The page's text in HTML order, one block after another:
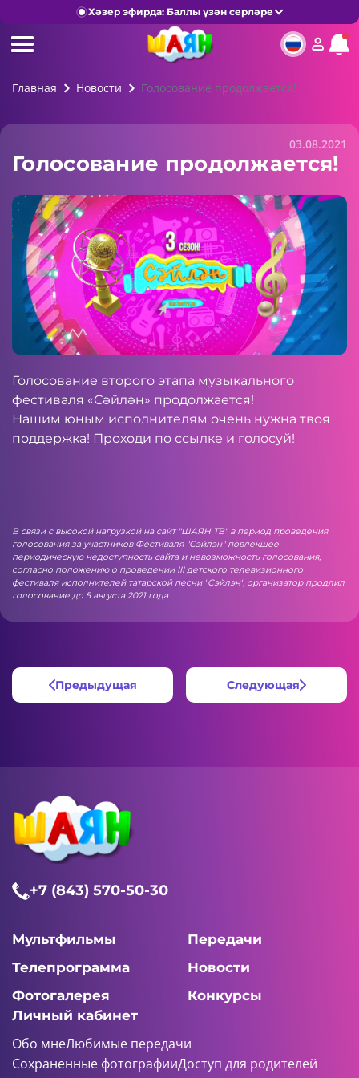
Хәзер эфирда: Баллы үзән серләре
Главная Новости Голосование продолжается!
03.08.2021
Голосование продолжается!
Голосование второго этапа музыкального
фестиваля «Сәйлән» продолжается!
Нашим юным исполнителям очень нужна твоя
поддержка! Проходи по ссылке и голосуй!
В связи с высокой нагрузкой на сайт "ШАЯН ТВ" в период проведения
голосования за участников Фестиваля "Сэйлэн" повлекшее
периодическую недоступность сайта и невозможность голосования,
согласно положению о проведении III детского телевизионного
фестиваля исполнителей татарской песни "Сэйлэн", организатор продлил
голосование до 5 августа 2021 года.
Предыдущая Следующая
+7 (843) 570-50-30
Мультфильмы
Передачи
Телепрограмма
Новости
Фотогалерея
Конкурсы
Личный кабинет
Обо мнеЛюбимые передачи
Сохраненные фотографииДоступ для родителей